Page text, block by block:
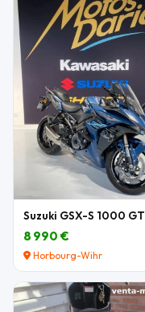
Suzuki GSX-S 1000 GT
8 990 €
Horbourg-Wihr